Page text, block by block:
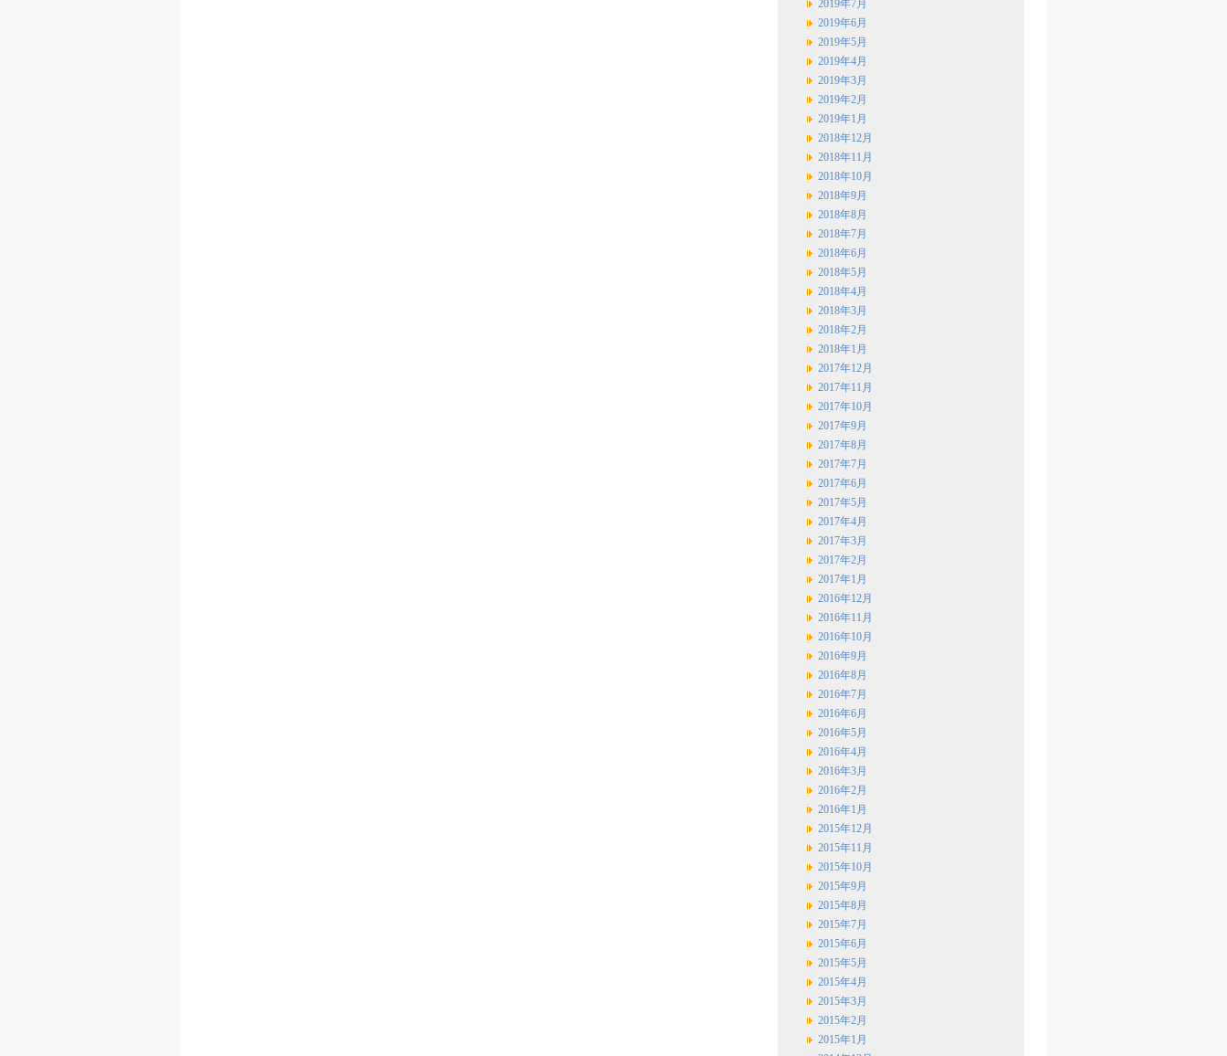
2019年7月
2019年6月
2019年5月
2019年4月
2019年3月
2019年2月
2019年1月
2018年12月
2018年11月
2018年10月
2018年9月
2018年8月
2018年7月
2018年6月
2018年5月
2018年4月
2018年3月
2018年2月
2018年1月
2017年12月
2017年11月
2017年10月
2017年9月
2017年8月
2017年7月
2017年6月
2017年5月
2017年4月
2017年3月
2017年2月
2017年1月
2016年12月
2016年11月
2016年10月
2016年9月
2016年8月
2016年7月
2016年6月
2016年5月
2016年4月
2016年3月
2016年2月
2016年1月
2015年12月
2015年11月
2015年10月
2015年9月
2015年8月
2015年7月
2015年6月
2015年5月
2015年4月
2015年3月
2015年2月
2015年1月